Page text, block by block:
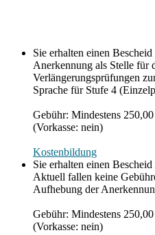
Sie erhalten einen
Anerkennung als Stelle für
Verlängerungsprüfungen
Sprache für Stufe 4
Gebühr: Mindestens
(Vorkasse: nein)
Kostenbildung
Sie erhalten einen
Aktuell fallen keine
Aufhebung der
Gebühr: Mindestens
(Vorkasse: nein)